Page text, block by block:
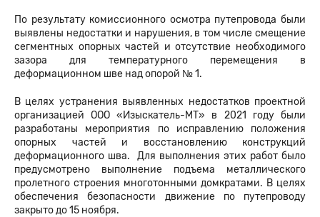
По результату комиссионного осмотра путепровода были
выявлены недостатки и нарушения, в том числе смещение
сегментных опорных частей и отсутствие необходимого
зазора для температурного перемещения в
деформационном шве над опорой № 1.
В целях устранения выявленных недостатков проектной
организацией ООО «Изыскатель-МТ» в 2021 году были
разработаны мероприятия по исправлению положения
опорных частей и восстановлению конструкций
деформационного шва. Для выполнения этих работ было
предусмотрено выполнение подъема металлического
пролетного строения многотонными домкратами. В целях
обеспечения безопасности движение по путепроводу
закрыто до 15 ноября.